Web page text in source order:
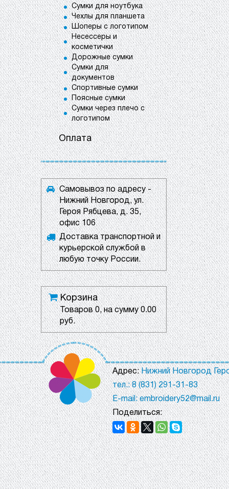
Сумки для ноутбука
Чехлы для планшета
Шоперы с логотипом
Несессеры и
косметички
Дорожные сумки
Сумки для
документов
Спортивные сумки
Поясные сумки
Сумки через плечо с
логотипом
Оплата
Самовывоз по адресу -
Нижний Новгород, ул.
Героя Рябцева, д. 35,
офис 106
Доставка транспортной и
курьерской службой в
любую точку России.
Корзина
Товаров0, на сумму0.00
руб.
Адрес:Нижний Новгород
тел.: 8 (831) 291-31-83
E-mail: embroidery52@mail.ru
Поделиться: